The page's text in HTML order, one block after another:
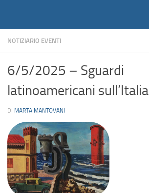
NOTIZIARIO EVENTI
6/5/2025 – Sguardi
latinoamericani sull’Italia
DI MARTA MANTOVANI